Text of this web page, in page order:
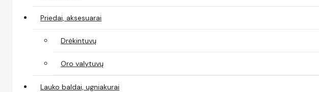
Priedai, aksesuarai
Drėkintuvų
Oro valytuvų
Lauko baldai, ugniakurai